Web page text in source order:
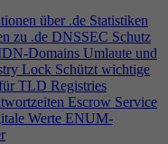
über .de Statistiken
zu .de DNSSEC Schutz
Domains Umlaute und
Lock Schützt wichtige
TLD Registries
Escrow Service
Werte ENUM-